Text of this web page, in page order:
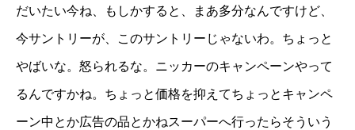
だいたい今ね、もしかすると、まあ多分なんですけど、
今サントリーが、このサントリーじゃないわ。ちょっと
やばいな。怒られるな。ニッカーのキャンペーンやって
るんですかね。ちょっと価格を抑えてちょっとキャンペ
ーン中とか広告の品とかねスーパーへ行ったらそういう